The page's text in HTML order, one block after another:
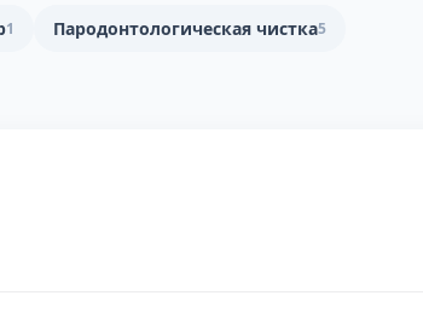
1 Пародонтологическая чистка5